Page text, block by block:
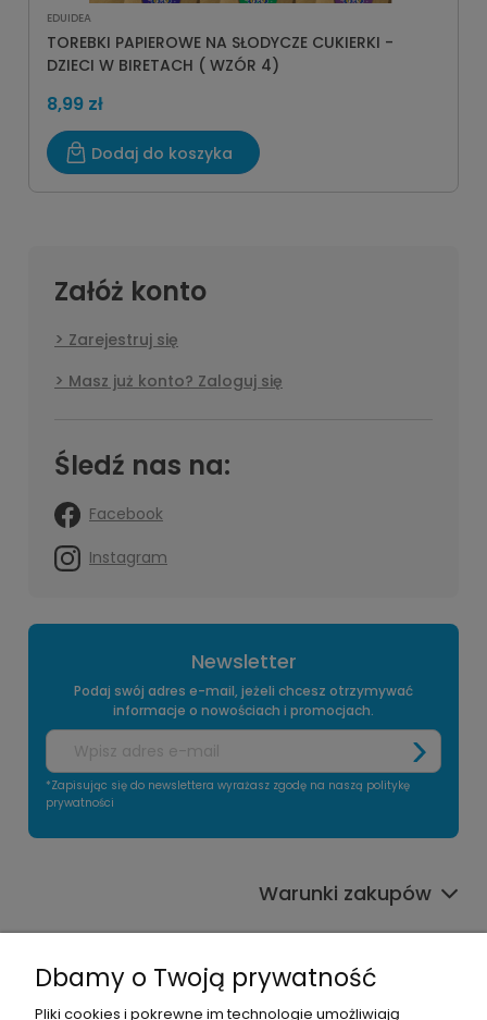
EDUIDEA
TOREBKI PAPIEROWE NA SŁODYCZE CUKIERKI -
DZIECI W BIRETACH ( WZÓR 4)
8,99 zł
Dodaj do koszyka
Załóż konto
Zarejestruj się
Masz już konto? Zaloguj się
Śledź nas na:
Facebook
Instagram
Newsletter
Podaj swój adres e-mail, jeżeli chcesz otrzymywać
informacje o nowościach i promocjach.
*Zapisując się do newslettera wyrażasz zgodę na naszą politykę
prywatności
Warunki zakupów
Informacje o sklepie
Moje konto
Dbamy o Twoją prywatność
Pliki cookies i pokrewne im technologie umożliwiają